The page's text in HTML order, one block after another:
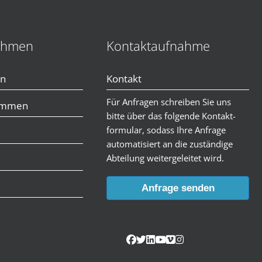
Kontaktaufnahme
Kontakt
Für Anfragen schreiben Sie uns
bitte über das folgende Kontakt-
formular, sodass Ihre Anfrage
automatisiert an die zuständige
Abteilung weitergeleitet wird.
Anfrage senden